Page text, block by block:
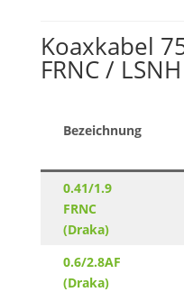
Koaxkabel
FRNC /
Bezeichnung
0.41/1.9
FRNC
(Draka)
0.6/2.8AF
(Draka)